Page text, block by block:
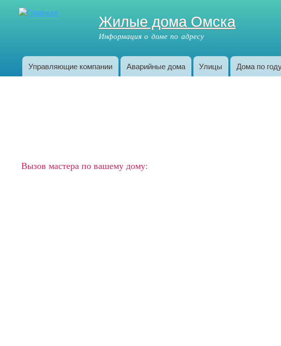
Жилые дома Омска
Информация о доме по адресу
Главное меню
Управляющие компании Аварийные дома Улицы Дома по
Вызов мастера по вашему дому: